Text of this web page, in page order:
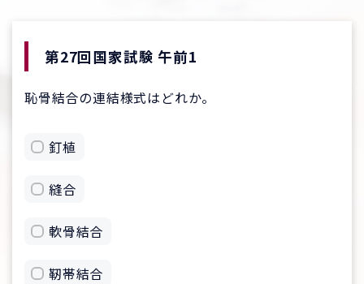
第27回国家試験 午前1
恥骨結合の連結様式はどれか。
釘植
縫合
軟骨結合
靭帯結合